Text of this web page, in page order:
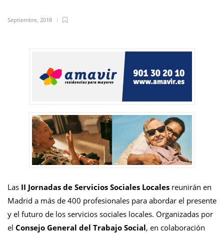
Septiembre, 2018
Las II Jornadas de Servicios Sociales Locales reunirán en
Madrid a más de 400 profesionales para abordar el presente
y el futuro de los servicios sociales locales. Organizadas por
el Consejo General del Trabajo Social, en colaboración